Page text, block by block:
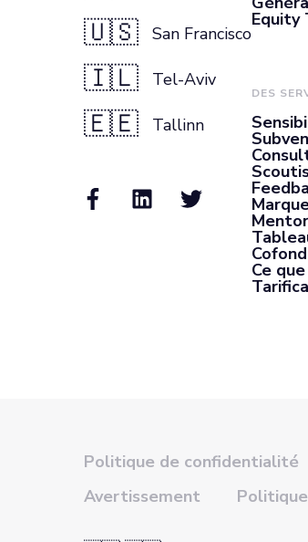
🇺🇸 San Francisco
🇮🇱 Tel-Aviv
🇪🇪 Tallinn
Equity
DES
Ce
Politique de confidentialité
Avertissement